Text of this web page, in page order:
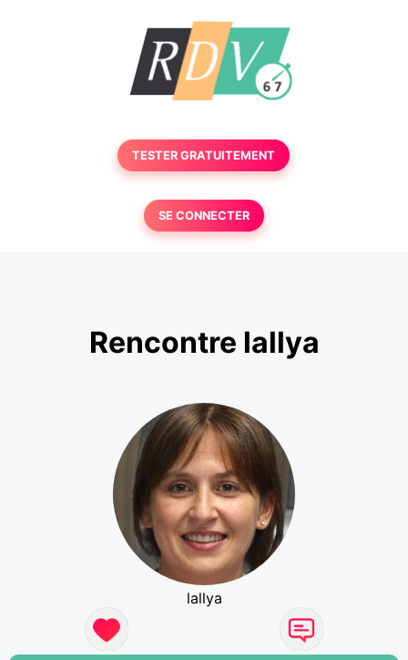
TESTER GRATUITEMENT
SE CONNECTER
Rencontre lallya
lallya